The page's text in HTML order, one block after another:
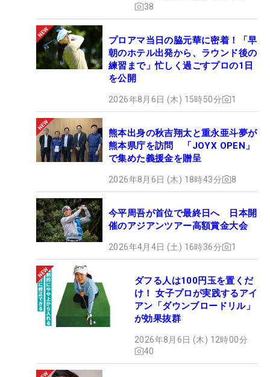
38
プロアマ当日の脇元華に密着！「早
朝のホテル出発から、ラウンド後の
練習まで」忙しく過ごすプロの1日
を公開
2026年8月6日 (木) 15時50分 1
熊本出身の秋吉翔太と重永亜斗夢が
熊本県庁を訪問 「JOYX OPEN」
で集めた義援金を贈呈
2026年8月6日 (木) 18時43分 8
今平周吾が首位で最終日へ 日本開
催のアジアンツアー高額賞金大会
2026年4月4日 (土) 16時36分 1
ダフる人は100円玉を置くだ
け！ 女子プロが実践するアイ
アン「ダウンブロードリル」
が効果抜群
2026年8月6日 (木) 12時00分
40